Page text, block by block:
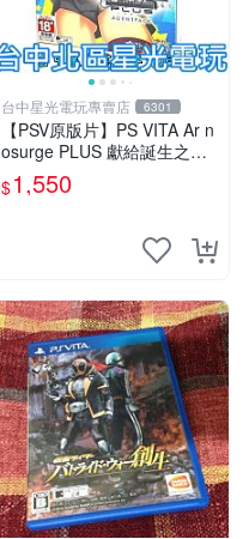
台中星光電玩專賣店 6301
【PSV原版片】PS VITA Ar n
osurge PLUS 獻給誕生之星
的祈禱詩 日文限定版 全新品
【台中星光】
$1,550